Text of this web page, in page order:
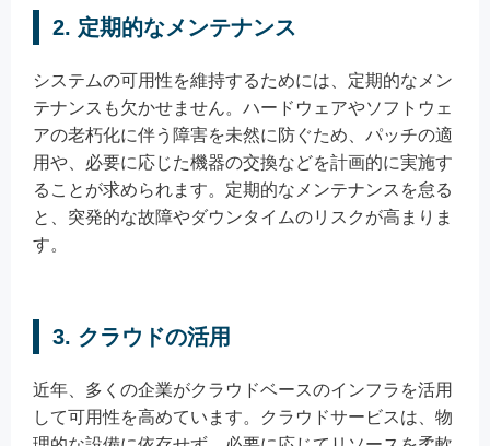
2. 定期的なメンテナンス
システムの可用性を維持するためには、定期的なメン
テナンスも欠かせません。ハードウェアやソフトウェ
アの老朽化に伴う障害を未然に防ぐため、パッチの適
用や、必要に応じた機器の交換などを計画的に実施す
ることが求められます。定期的なメンテナンスを怠る
と、突発的な故障やダウンタイムのリスクが高まりま
す。
3. クラウドの活用
近年、多くの企業がクラウドベースのインフラを活用
して可用性を高めています。クラウドサービスは、物